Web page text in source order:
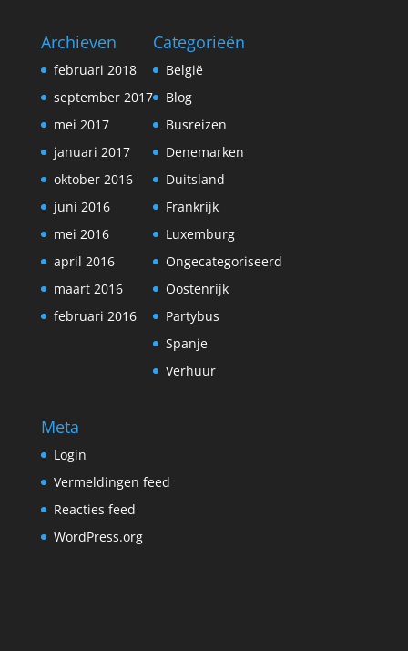
Archieven
februari 2018
september 2017
mei 2017
januari 2017
oktober 2016
juni 2016
mei 2016
april 2016
maart 2016
februari 2016
Categorieën
België
Blog
Busreizen
Denemarken
Duitsland
Frankrijk
Luxemburg
Ongecategoriseerd
Oostenrijk
Partybus
Spanje
Verhuur
Meta
Login
Vermeldingen feed
Reacties feed
WordPress.org